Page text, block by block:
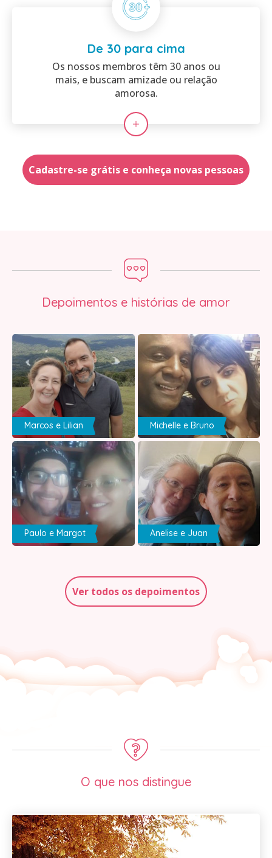
De 30 para cima
Os nossos membros têm 30 anos ou
mais, e buscam amizade ou relação
amorosa.
Cadastre-se grátis e conheça novas pessoas
Depoimentos e histórias de amor
Marcos e Lilian Michelle e Bruno
Paulo e Margot Anelise e Juan
Ver todos os depoimentos
O que nos distingue